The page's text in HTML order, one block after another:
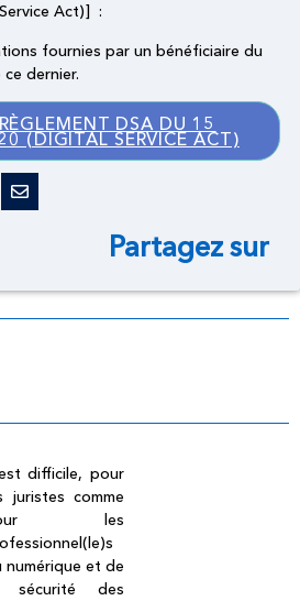
Act)] :
fournies par un bénéficiaire du
dernier.
DSA DU 15
(DIGITAL SERVICE ACT)
Partagez sur
difficile, pour
juristes comme
les
numérique et de
sécurité des